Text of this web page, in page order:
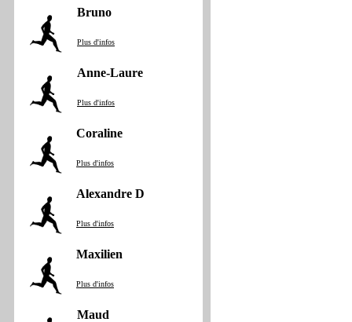
Bruno
Plus d'infos
Anne‐Laure
Plus d'infos
Coraline
Plus d'infos
Alexandre D
Plus d'infos
Maxilien
Plus d'infos
Maud